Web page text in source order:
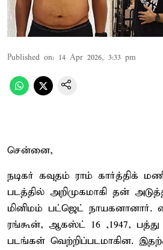
Published on: 14 Apr 2026, 3:33 pm
சென்னை,
நடிகர் கவுதம் ராம் கார்த்திக்
படத்தில் அறிமுகமாகி தன்
மினிமம் பட்ஜெட் நாயகனானார்.
ரங்கூன், ஆகஸ்ட் 16 ,1947,
படங்கள் வெற்றிப்படமாகின.